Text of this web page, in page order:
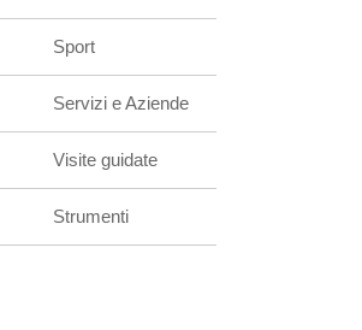
Sport
Servizi e Aziende
Visite guidate
Strumenti